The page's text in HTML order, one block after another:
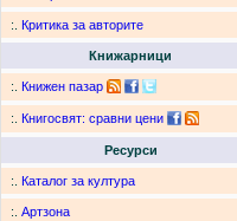
:. Критика за авторите
Книжарници
:. Книжен пазар
:. Книгосвят: сравни цени
Ресурси
:. Каталог за култура
:. Артзона